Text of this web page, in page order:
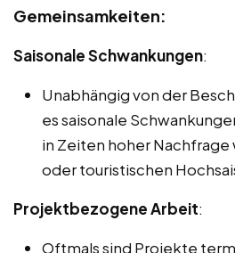
Gemeinsamkeiten:
Saisonale Schwankungen:
Unabhängig von der
es saisonale
in Zeiten hoher
oder touristischen
Projektbezogene Arbeit:
Oftmals sind Projekte